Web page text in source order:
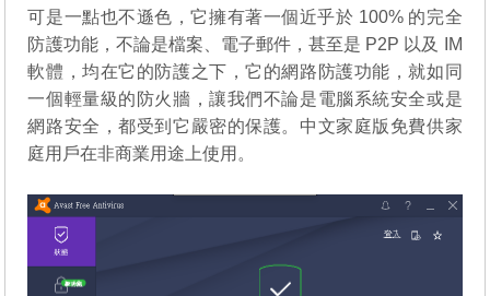
可是一點也不遜色，它擁有著一個近乎於 100% 的完全
防護功能，不論是檔案、電子郵件，甚至是 P2P 以及 IM
軟體，均在它的防護之下，它的網路防護功能，就如同
一個輕量級的防火牆，讓我們不論是電腦系統安全或是
網路安全，都受到它嚴密的保護。中文家庭版免費供家
庭用戶在非商業用途上使用。